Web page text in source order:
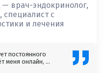
— врач-эндокринолог,
специалист с
и лечения
постоянного
меня онлайн, ...